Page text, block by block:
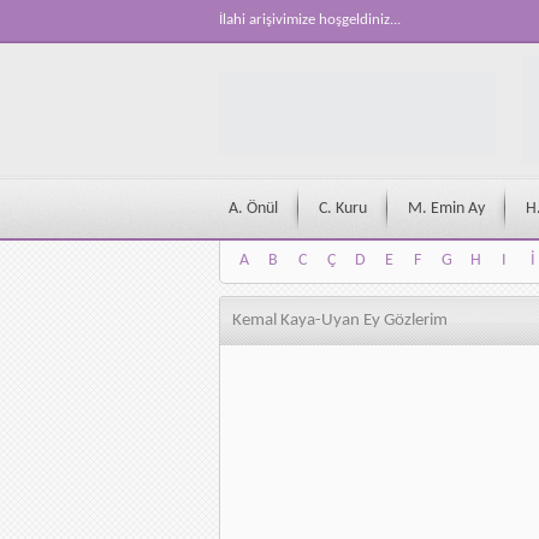
İlahi arişivimize hoşgeldiniz...
A. Önül C. Kuru M. Emin Ay
A B C Ç D E F G H I İ
A
B C Ç D E F G H I İ
Kemal Kaya-Uyan Ey Gözlerim